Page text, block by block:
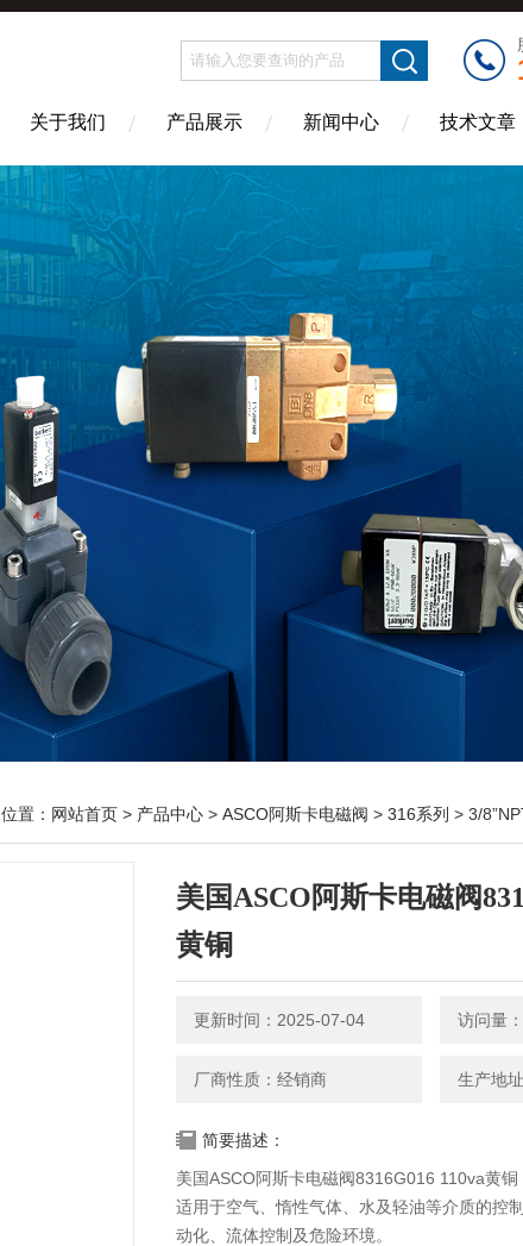
关于我们 产品展示 新闻中心 技术文章
置： 网站首页 > 产品中心 > ASCO阿斯卡电磁阀 > 316系列 > 3/8”NPT美国
美国ASCO阿斯卡电磁阀
黄铜
更新时间：2025-07-04 访问量
厂商性质：经销商 生产地
简要描述：
美国ASCO阿斯卡电磁阀8316G016 110va黄铜
适用于空气、惰性气体、水及轻油等介质的控
动化、流体控制及危险环境。